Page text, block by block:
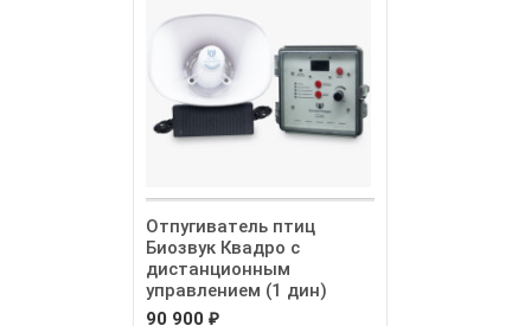
Отпугиватель птиц
Биозвук Квадро с
дистанционным
управлением (1 дин)
90 900 ₽